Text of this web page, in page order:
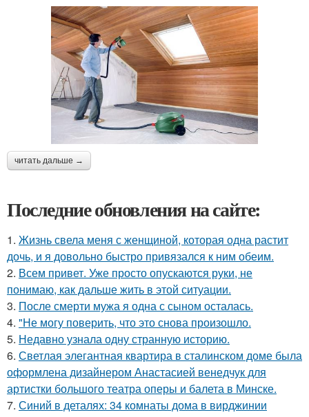
читать дальше →
Последние обновления на сайте:
1. Жизнь свела меня с женщиной, которая одна растит
дочь, и я довольно быстро привязался к ним обеим.
2. Всем привет. Уже просто опускаются руки, не
понимаю, как дальше жить в этой ситуации.
3. После смерти мужа я одна с сыном осталась.
4. "Не могу поверить, что это снова произошло.
5. Недавно узнала одну странную историю.
6. Светлая элегантная квартира в сталинском доме была
оформлена дизайнером Анастасией венедчук для
артистки большого театра оперы и балета в Минске.
7. Синий в деталях: 34 комнаты дома в вирджинии